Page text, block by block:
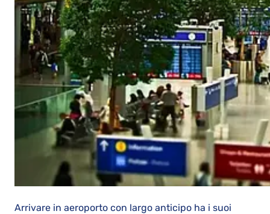
Arrivare in aeroporto con largo anticipo ha i suoi